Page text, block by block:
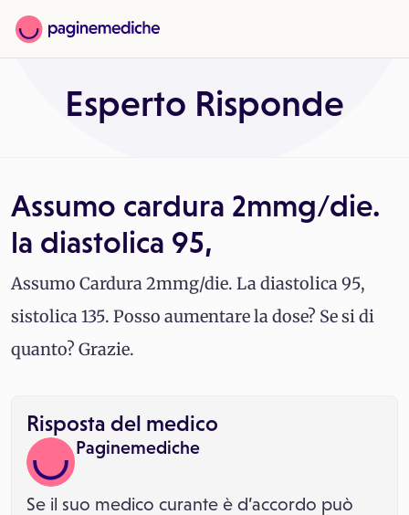
Esperto Risponde
Assumo cardura 2mmg/die.
la diastolica 95,
Assumo Cardura 2mmg/die. La diastolica 95,
sistolica 135. Posso aumentare la dose? Se si di
quanto? Grazie.
Risposta del medico
Paginemediche
Se il suo medico curante è d’accordo può